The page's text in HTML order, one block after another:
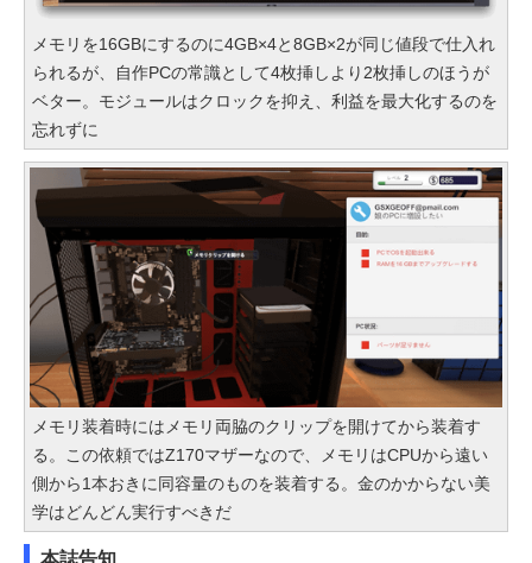
メモリを16GBにするのに4GB×4と8GB×2が同じ値段で仕入れ
られるが、自作PCの常識として4枚挿しより2枚挿しのほうが
ベター。モジュールはクロックを抑え、利益を最大化するのを
忘れずに
メモリ装着時にはメモリ両脇のクリップを開けてから装着す
る。この依頼ではZ170マザーなので、メモリはCPUから遠い
側から1本おきに同容量のものを装着する。金のかからない美
学はどんどん実行すべきだ
本誌告知